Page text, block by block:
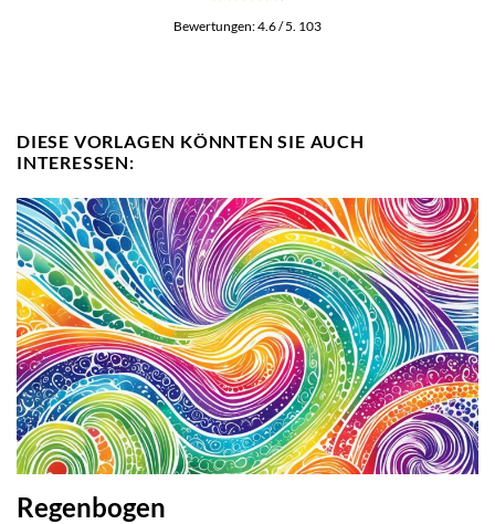
Bewertungen:4.6/ 5. 103
DIESE VORLAGEN KÖNNTEN SIE AUCH
INTERESSEN:
Regenbogen